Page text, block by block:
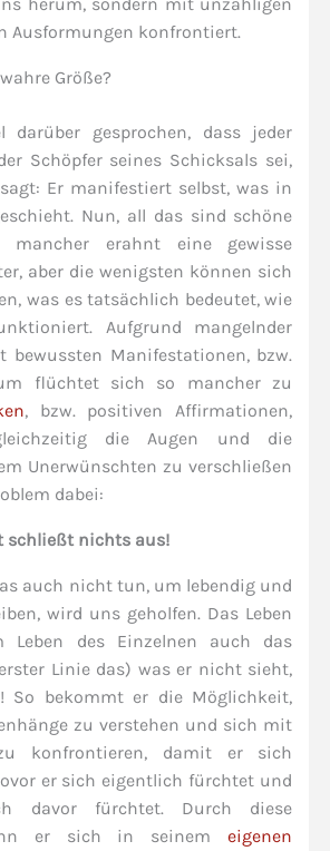
Ausformungen konfrontiert.
Größe?
gesprochen, dass jeder
Schöpfer seines Schicksals sei,
Er manifestiert selbst, was in
Nun, all das sind schöne
erahnt eine gewisse
aber die wenigsten können sich
was es tatsächlich bedeutet, wie
Aufgrund mangelnder
bewussten Manifestationen, bzw.
flüchtet sich so mancher zu
, bzw. positiven Affirmationen,
die Augen und die
Unerwünschten zu verschließen
dabei:
schließt nichts aus!
auch nicht tun, um lebendig und
wird uns geholfen. Das Leben
Leben des Einzelnen auch das
Linie das) was er nicht sieht,
So bekommt er die Möglichkeit,
zu verstehen und sich mit
konfrontieren, damit er sich
er sich eigentlich fürchtet und
davor fürchtet. Durch diese
er sich in seinemeigenen